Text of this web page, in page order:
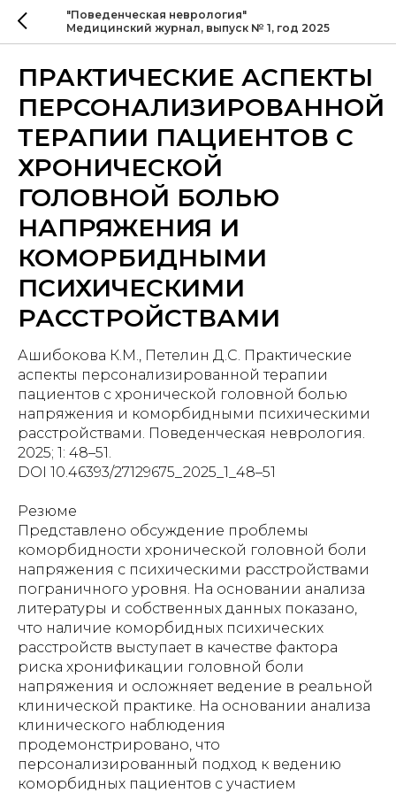
"Поведенческая неврология"
Медицинский журнал, выпуск № 1, год 2025
ПРАКТИЧЕСКИЕ АСПЕКТЫ
ПЕРСОНАЛИЗИРОВАННОЙ
ТЕРАПИИ ПАЦИЕНТОВ С
ХРОНИЧЕСКОЙ
ГОЛОВНОЙ БОЛЬЮ
НАПРЯЖЕНИЯ И
КОМОРБИДНЫМИ
ПСИХИЧЕСКИМИ
РАССТРОЙСТВАМИ
Ашибокова К.М., Петелин Д.С. Практические
аспекты персонализированной терапии
пациентов с хронической головной болью
напряжения и коморбидными психическими
расстройствами. Поведенческая неврология.
2025; 1: 48–51.
DOI 10.46393/27129675_2025_1_48–51
Резюме
Представлено обсуждение проблемы
коморбидности хронической головной боли
напряжения с психическими расстройствами
пограничного уровня. На основании анализа
литературы и собственных данных показано,
что наличие коморбидных психических
расстройств выступает в качестве фактора
риска хронификации головной боли
напряжения и осложняет ведение в реальной
клинической практике. На основании анализа
клинического наблюдения
продемонстрировано, что
персонализированный подход к ведению
коморбидных пациентов с участием